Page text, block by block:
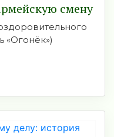
смену
«Огонёк»)